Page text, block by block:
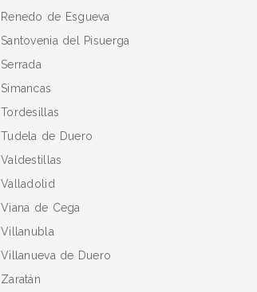
Renedo de Esgueva
Santovenia del Pisuerga
Serrada
Simancas
Tordesillas
Tudela de Duero
Valdestillas
Valladolid
Viana de Cega
Villanubla
Villanueva de Duero
Zaratán